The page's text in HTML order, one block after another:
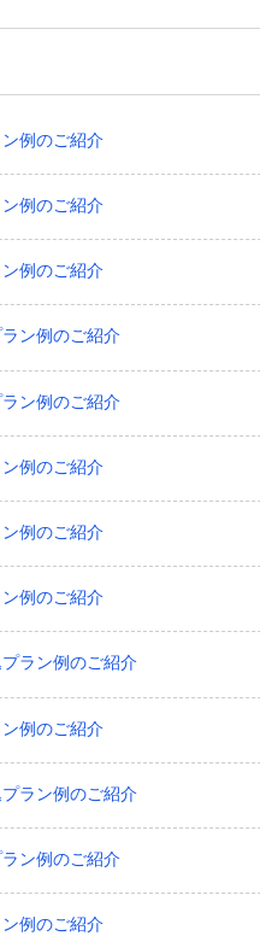
例のご紹介
例のご紹介
例のご紹介
ン例のご紹介
ン例のご紹介
例のご紹介
例のご紹介
例のご紹介
ラン例のご紹介
例のご紹介
ラン例のご紹介
ン例のご紹介
例のご紹介